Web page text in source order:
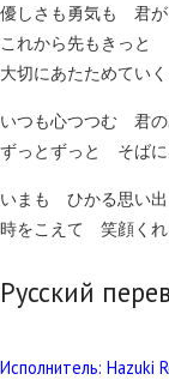
優しさも勇気も 君
これから先もきっと
大切にあたためていく
いつも心つつむ 君の
ずっとずっと そばに
いまも ひかる思い出
時をこえて 笑顔く
Русский
Исполнитель: Hazuki